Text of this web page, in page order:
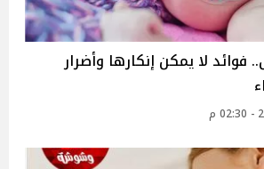
فوائد لا يمكن إنكارها وأضرار